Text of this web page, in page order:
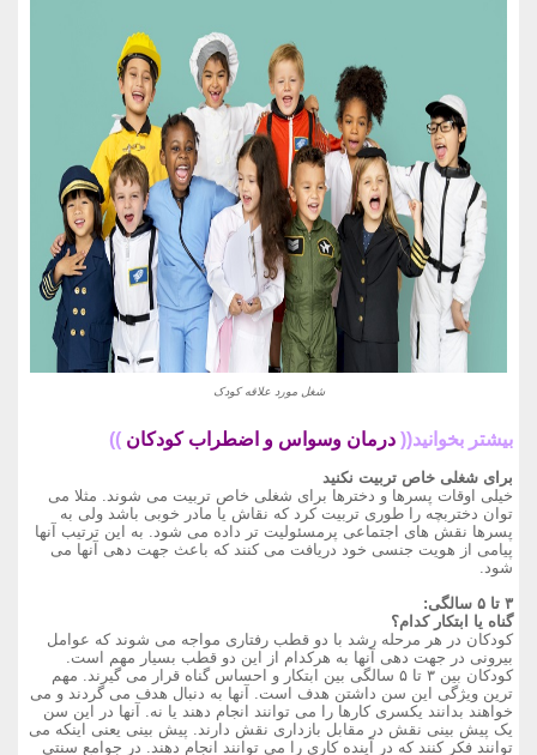
شغل مورد علاقه کودک
بیشتر بخوانید(( درمان وسواس و اضطراب کودکان ))
برای شغلی خاص تربیت نکنید
خیلی اوقات پسرها و دخترها برای شغلی خاص تربیت می شوند. مثلا می
توان دختربچه را طوری تربیت کرد که نقاش یا مادر خوبی باشد ولی به
پسرها نقش های اجتماعی پرمسئولیت تر داده می شود. به این ترتیب آنها
پیامی از هویت جنسی خود دریافت می کنند که باعث جهت دهی آنها می
شود.
۳ تا ۵ سالگی:
گناه یا ابتکار کدام؟
کودکان در هر مرحله رشد با دو قطب رفتاری مواجه می شوند که عوامل
بیرونی در جهت دهی آنها به هرکدام از این دو قطب بسیار مهم است.
کودکان بین ۳ تا ۵ سالگی بین ابتکار و احساس گناه قرار می گیرند. مهم
ترین ویژگی این سن داشتن هدف است. آنها به دنبال هدف می گردند و می
خواهند بدانند یکسری کارها را می توانند انجام دهند یا نه. آنها در این سن
یک پیش بینی نقش در مقابل بازداری نقش دارند. پیش بینی یعنی اینکه می
توانند فکر کنند که در آینده کاری را می توانند انجام دهند. در جوامع سنتی